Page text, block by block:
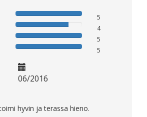
5
4
5
5
06/2016
hyvin ja terassa hieno.